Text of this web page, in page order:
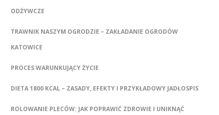
ODŻYWCZE
TRAWNIK NASZYM OGRODZIE – ZAKŁADANIE OGRODÓW
KATOWICE
PROCES WARUNKUJĄCY ŻYCIE
DIETA 1800 KCAL – ZASADY, EFEKTY I PRZYKŁADOWY JADŁOSPIS
ROLOWANIE PLECÓW: JAK POPRAWIĆ ZDROWIE I UNIKNĄĆ